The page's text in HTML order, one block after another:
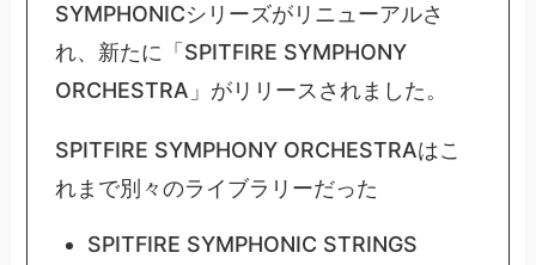
SYMPHONICシリーズがリニューアルさ
れ、新たに「SPITFIRE SYMPHONY
ORCHESTRA」がリリースされました。
SPITFIRE SYMPHONY ORCHESTRAはこ
れまで別々のライブラリーだった
SPITFIRE SYMPHONIC STRINGS